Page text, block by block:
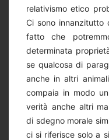
relativismo etico
Ci sono
fatto che
determinata
se qualcosa di
anche in altri
compaia in modo
verità anche altri
di sdegno morale
ci si riferisce solo a